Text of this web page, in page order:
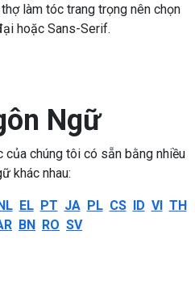
làm tóc trang trọng nên chọn
hoặc Sans-Serif.
Ngữ
chúng tôi có sẵn bằng nhiều
khác nhau:
EL PT JA PL CS ID VI TH
BN RO SV